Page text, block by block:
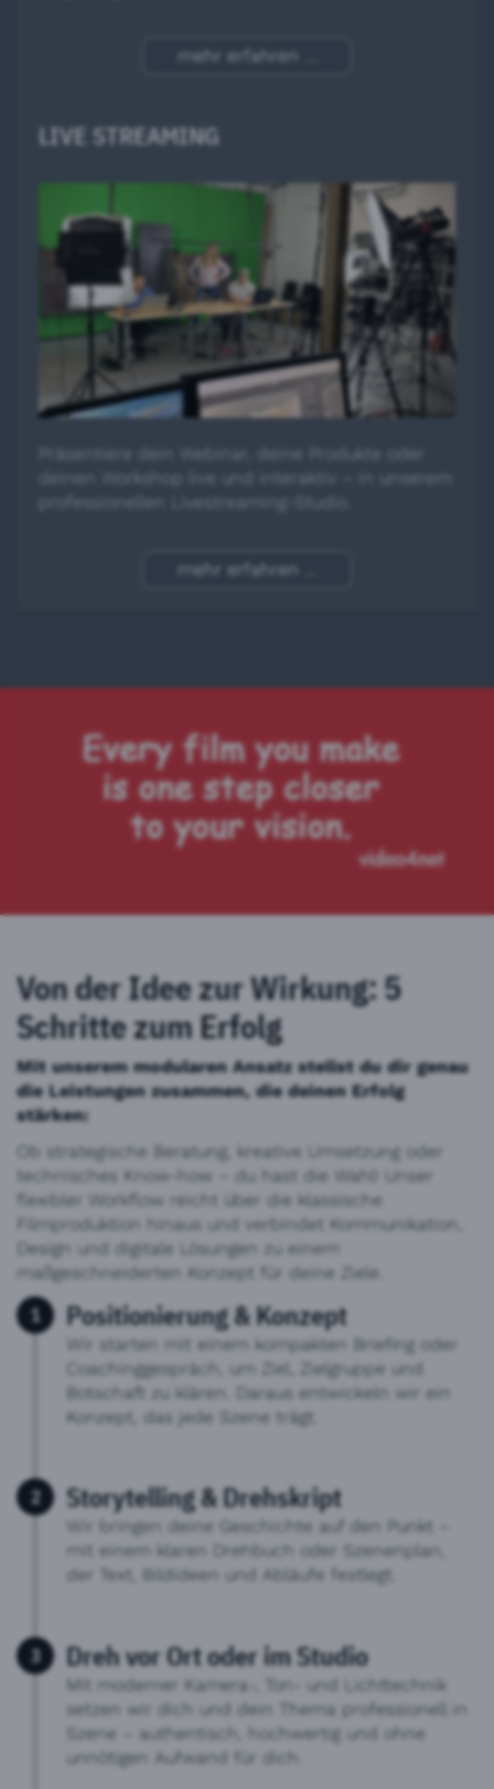
mehr erfahren ...
LIVE STREAMING
Präsentiere dein Webinar, deine Produkte oder
deinen Workshop live und interaktiv – in unserem
professionellen Livestreaming-Studio.
mehr erfahren ...
Von der Idee zur Wirkung: 5
Schritte zum Erfolg
Mit unserem modularen Ansatz stellst du dir genau
die Leistungen zusammen, die deinen Erfolg
stärken:
Ob strategische Beratung, kreative Umsetzung oder
technisches Know-how – du hast die Wahl! Unser
flexibler Workflow reicht über die klassische
Filmproduktion hinaus und verbindet Kommunikation,
Design und digitale Lösungen zu einem
maßgeschneiderten Konzept für deine Ziele.
Positionierung & Konzept
Wir starten mit einem kompakten Briefing oder
Coachinggespräch, um Ziel, Zielgruppe und
Botschaft zu klären. Daraus entwickeln wir ein
Konzept, das jede Szene trägt.
Storytelling & Drehskript
Wir bringen deine Geschichte auf den Punkt –
mit einem klaren Drehbuch oder Szenenplan,
der Text, Bildideen und Abläufe festlegt.
Dreh vor Ort oder im Studio
Mit moderner Kamera-, Ton- und Lichttechnik
setzen wir dich und dein Thema professionell in
Szene – authentisch, hochwertig und ohne
unnötigen Aufwand für dich.